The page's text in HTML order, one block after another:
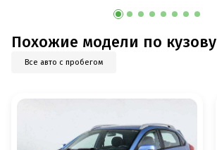
Похожие модели по кузову
Все авто с пробегом